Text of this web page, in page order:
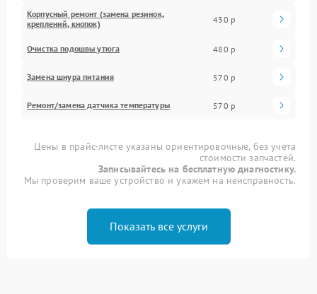
Корпусный ремонт (замена резинок,
креплений, кнопок)
430 р
Очистка подошвы утюга 480 р
Замена шнура питания 570 р
Ремонт/замена датчика температуры 570 р
Цены в прайс-листе указаны ориентировочные, без учета
стоимости запчастей.
Записывайтесь на бесплатную диагностику.
Мы проверим ваше устройство и укажем на неисправность.
Показать все услуги